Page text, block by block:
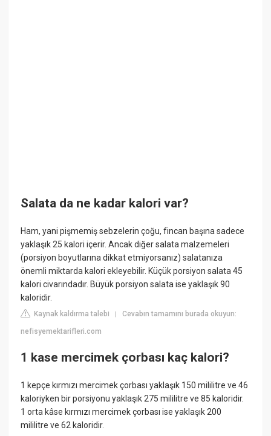
Salata da ne kadar kalori var?
Ham, yani pişmemiş sebzelerin çoğu, fincan başına sadece
yaklaşık 25 kalori içerir. Ancak diğer salata malzemeleri
(porsiyon boyutlarına dikkat etmiyorsanız) salatanıza
önemli miktarda kalori ekleyebilir. Küçük porsiyon salata 45
kalori civarındadır. Büyük porsiyon salata ise yaklaşık 90
kaloridir.
Kaynak kaldırma talebi |Cevabın tamamını burada okuyun:
nefisyemektarifleri.com
1 kase mercimek çorbası kaç kalori?
1 kepçe kırmızı mercimek çorbası yaklaşık 150 mililitre ve 46
kaloriyken bir porsiyonu yaklaşık 275 mililitre ve 85 kaloridir.
1 orta kâse kırmızı mercimek çorbası ise yaklaşık 200
mililitre ve 62 kaloridir.